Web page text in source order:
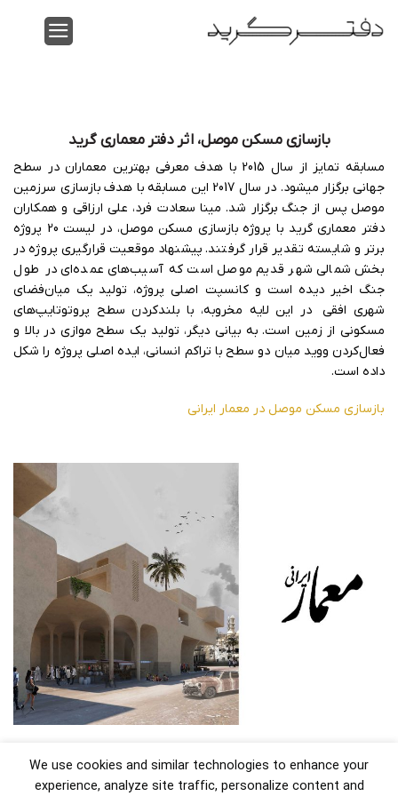
بازسازی مسکن موصل، اثر دفتر معماری گرید
مسابقه تمایز از سال 2015 با هدف معرفی بهترین معماران در سطح
جهانی برگزار میشود. در سال 2017 این مسابقه با هدف بازسازی سرزمین
موصل پس از جنگ برگزار شد. مینا سعادت فرد، علی ارزاقی و همکاران
دفتر معماری گرید با پروژه بازسازی مسکن موصل، در لیست 20 پروژه
برتر و شایسته تقدیر قرار گرفتند. پیشنهاد موقعیت قرارگیری پروژه در
بخش شمالی شهر قدیم موصل است که آسیب‌های عمده‌ای در طول
جنگ اخیر دیده است و کانسپت اصلی پروژه، تولید یک میان‌فضای
شهری افقی در این لایه مخروبه، با بلندکردن سطح پروتوتایپ‌های
مسکونی از زمین است. به بیانی دیگر، تولید یک سطح موازی در بالا و
فعال‌کردن ووید میان دو سطح با تراکم انسانی، ایده اصلی پروژه را شکل
داده است.
بازسازی مسکن موصل در معمار ایرانی
We use cookies and similar technologies to enhance your
experience, analyze site traffic, personalize content and